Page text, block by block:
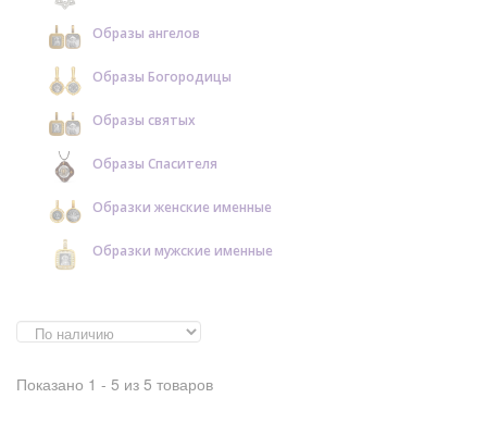
Образы ангелов
Образы Богородицы
Образы святых
Образы Спасителя
Образки женские именные
Образки мужские именные
Показано 1 - 5 из 5 товаров